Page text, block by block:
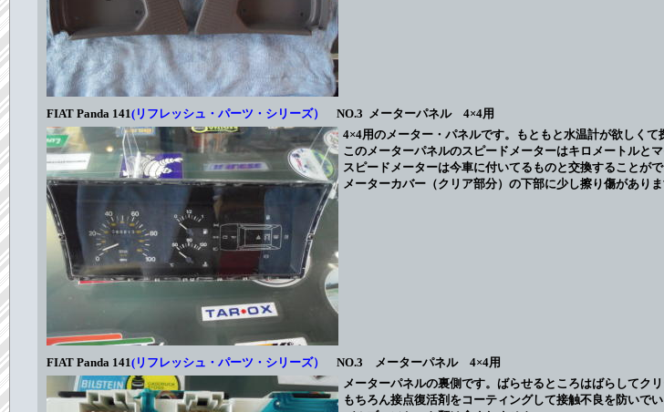
FIAT Panda 141(リフレッシュ・パーツ・シリーズ）
NO.3 メーターパネル 4×4用
4×4用のメーター・パネルです。もともと水温計が欲しく
このメーターパネルのスピードメーターはキロメートルとマ
スピードメーターは今車に付いてるものと交換することが
メーターカバー（クリア部分）の下部に少し擦り傷があり
FIAT Panda 141(リフレッシュ・パーツ・シリーズ）
NO.3 メーターパネル 4×4用
メーターパネルの裏側です。ばらせるところはばらしてク
もちろん接点復活剤をコーティングして接触不良を防いで